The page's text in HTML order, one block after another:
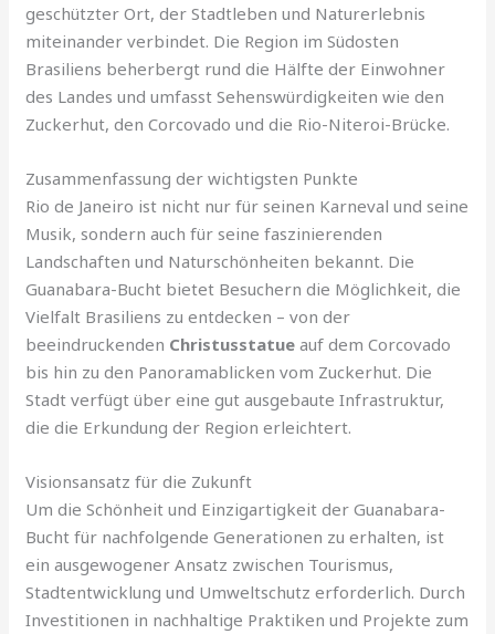
geschützter Ort, der Stadtleben und Naturerlebnis
miteinander verbindet. Die Region im Südosten
Brasiliens beherbergt rund die Hälfte der Einwohner
des Landes und umfasst Sehenswürdigkeiten wie den
Zuckerhut, den Corcovado und die Rio-Niteroi-Brücke.
Zusammenfassung der wichtigsten Punkte
Rio de Janeiro ist nicht nur für seinen Karneval und seine
Musik, sondern auch für seine faszinierenden
Landschaften und Naturschönheiten bekannt. Die
Guanabara-Bucht bietet Besuchern die Möglichkeit, die
Vielfalt Brasiliens zu entdecken – von der
beeindruckenden Christusstatue auf dem Corcovado
bis hin zu den Panoramablicken vom Zuckerhut. Die
Stadt verfügt über eine gut ausgebaute Infrastruktur,
die die Erkundung der Region erleichtert.
Visionsansatz für die Zukunft
Um die Schönheit und Einzigartigkeit der Guanabara-
Bucht für nachfolgende Generationen zu erhalten, ist
ein ausgewogener Ansatz zwischen Tourismus,
Stadtentwicklung und Umweltschutz erforderlich. Durch
Investitionen in nachhaltige Praktiken und Projekte zum